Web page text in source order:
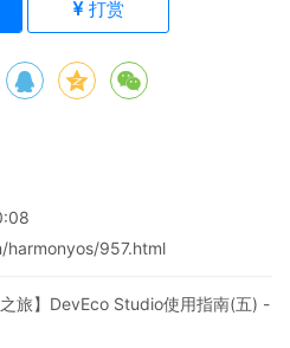
打赏
957.html
旅】DevEco Studio使用指南(五) -